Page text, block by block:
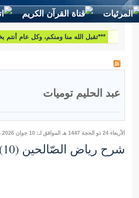
لطرح استفساراتكم وأسئلتكم
عبد الحليم توميات
الأربعاء 24 ذو الحجة 1447 هـ الموافق لـ: 10 جوان 2026 00:04
شرح رياض الصّالحين (10) الحديث الثّالث: (لا هجرة بعد الفتح)